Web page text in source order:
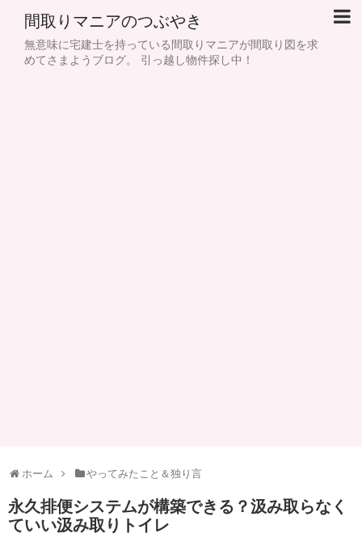
間取りマニアのつぶやき
無意味に宅建士を持っている間取りマニアが間取り図を求
めてさまようブログ。 引っ越し物件探し中！
ホーム やってみたこと＆独り言
永久排便システムが構築できる？汲み取らなく
ていい汲み取りトイレ